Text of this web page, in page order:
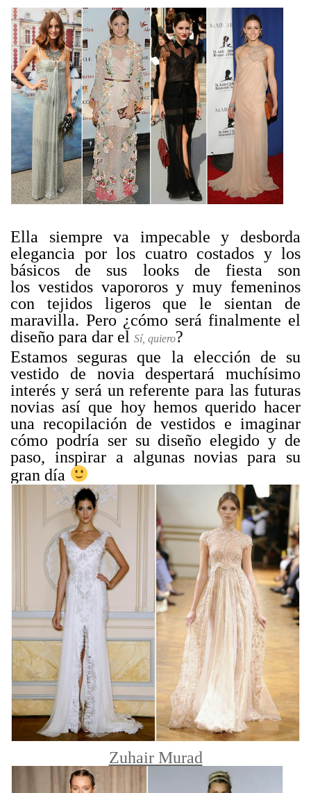
Ella siempre va impecable y desborda
elegancia por los cuatro costados y los
básicos de sus looks de fiesta son
los vestidos vapororos y muy femeninos
con tejidos ligeros que le sientan de
maravilla. Pero ¿cómo será finalmente el
diseño para dar el Sí, quiero?
Estamos seguras que la elección de su
vestido de novia despertará muchísimo
interés y será un referente para las futuras
novias así que hoy hemos querido hacer
una recopilación de vestidos e imaginar
cómo podría ser su diseño elegido y de
paso, inspirar a algunas novias para su
gran día
Zuhair Murad